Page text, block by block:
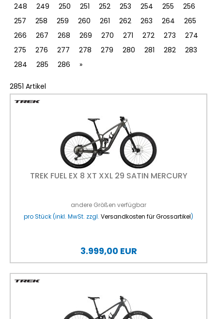
248
249 250 251 252 253 254 255
256
257
258 259 260 261 262 263 264
265
266
267 268 269 270 271 272 273
274
275
276 277 278 279 280 281 282
283
284
285 286 »
2851 Artikel
TREK FUEL EX 8 XT XXL 29 SATIN MERCURY
andere Größen verfügbar
pro Stück (inkl. MwSt. zzgl. Versandkosten für Grossartikel)
3.999,00 EUR